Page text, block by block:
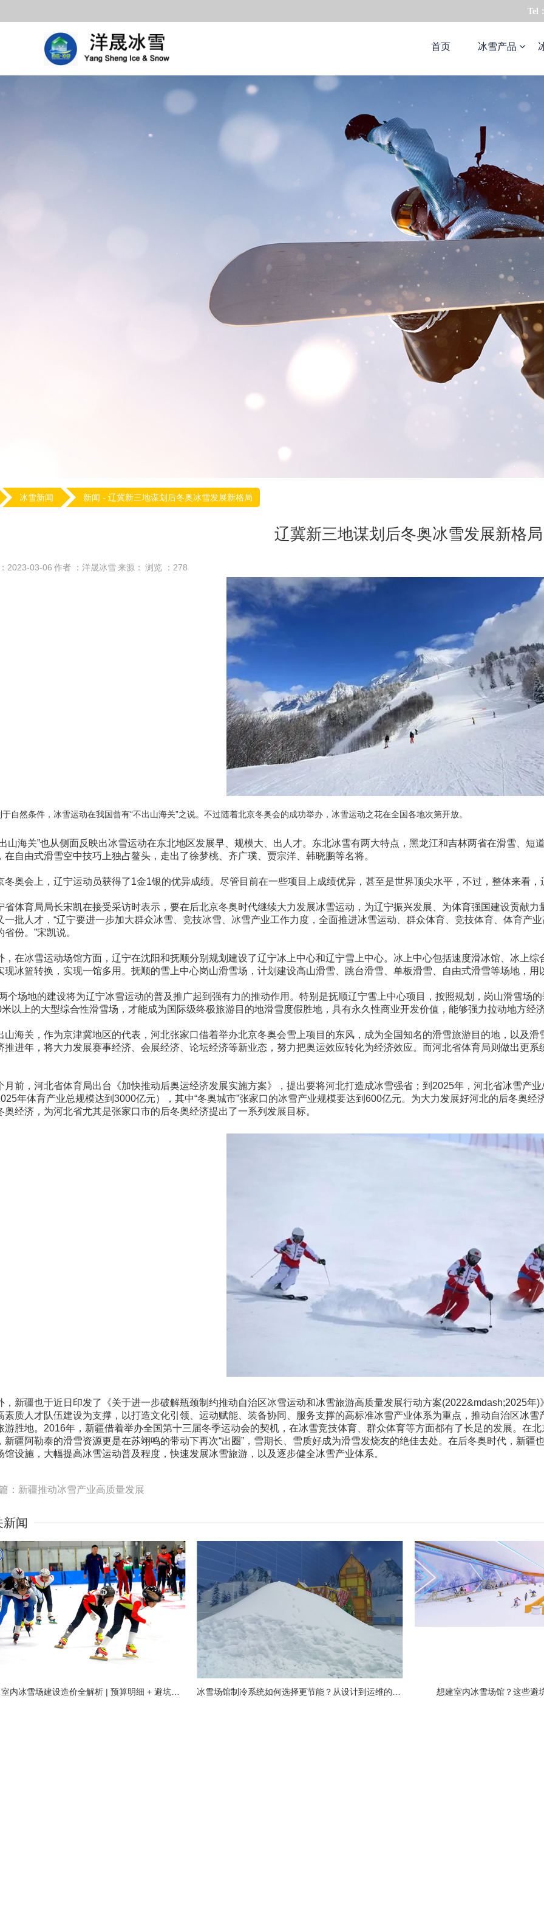
Tel
首页 冰雪产品
冰雪新闻 新闻 - 辽冀新三地谋划后冬奥冰雪发展新格局
辽冀新三地谋划后冬奥冰雪发展新格局
2023-03-06 作者 ：洋晟冰雪 来源： 浏览 ： 278
于自然条件，冰雪运动在我国曾有“不出山海关”之说。不过随着北京冬奥会的成功举办，冰雪运动之花在全国各地次第开放。
山海关”也从侧面反映出冰雪运动在东北地区发展早、规模大、出人才。东北冰雪有两大特点，黑龙江和吉林两省在滑雪、
在自由式滑雪空中技巧上独占鳌头，走出了徐梦桃、齐广璞、贾宗洋、韩晓鹏等名将。
冬奥会上，辽宁运动员获得了1金1银的优异成绩。尽管目前在一些项目上成绩优异，甚至是世界顶尖水平，不过，整体来看
省体育局局长宋凯在接受采访时表示，要在后北京冬奥时代继续大力发展冰雪运动，为辽宁振兴发展、为体育强国建设贡献
一批人才，“辽宁要进一步加大群众冰雪、竞技冰雪、冰雪产业工作力度，全面推进冰雪运动、群众体育、竞技体育、体育产
省份。”宋凯说。
，在冰雪运动场馆方面，辽宁在沈阳和抚顺分别规划建设了辽宁冰上中心和辽宁雪上中心。冰上中心包括速度滑冰馆、冰上
现冰篮转换，实现一馆多用。抚顺的雪上中心岗山滑雪场，计划建设高山滑雪、跳台滑雪、单板滑雪、自由式滑雪等场地，用
个场地的建设将为辽宁冰雪运动的普及推广起到强有力的推动作用。特别是抚顺辽宁雪上中心项目，按照规划，岗山滑雪场
以上的大型综合性滑雪场，才能成为国际级终极旅游目的地滑雪度假胜地，具有永久性商业开发价值，能够强力拉动地方经
山海关，作为京津冀地区的代表，河北张家口借着举办北京冬奥会雪上项目的东风，成为全国知名的滑雪旅游目的地，以及
推进年，将大力发展赛事经济、会展经济、论坛经济等新业态，努力把奥运效应转化为经济效应。而河北省体育局则做出更
月前，河北省体育局出台《加快推动后奥运经济发展实施方案》，提出要将河北打造成冰雪强省；到2025年，河北省冰雪产
年体育产业总规模达到3000亿元），其中“冬奥城市”张家口的冰雪产业规模要达到600亿元。为大力发展好河北的后冬奥
奥经济，为河北省尤其是张家口市的后冬奥经济提出了一系列发展目标。
，新疆也于近日印发了《关于进一步破解瓶颈制约推动自治区冰雪运动和冰雪旅游高质量发展行动方案(2022&mdash;2025
素质人才队伍建设为支撑，以打造文化引领、运动赋能、装备协同、服务支撑的高标准冰雪产业体系为重点，推动自治区冰
游胜地。2016年，新疆借着举办全国第十三届冬季运动会的契机，在冰雪竞技体育、群众体育等方面都有了长足的发展。在
新疆阿勒泰的滑雪资源更是在苏翊鸣的带动下再次“出圈”，雪期长、雪质好成为滑雪发烧友的绝佳去处。在后冬奥时代，新
馆设施，大幅提高冰雪运动普及程度，快速发展冰雪旅游，以及逐步健全冰雪产业体系。
：新疆推动冰雪产业高质量发展
新闻
想建室内冰雪场馆？这些避